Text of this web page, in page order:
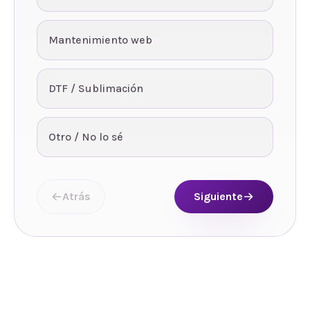
Mantenimiento web
DTF / Sublimación
Otro / No lo sé
Atrás Siguiente